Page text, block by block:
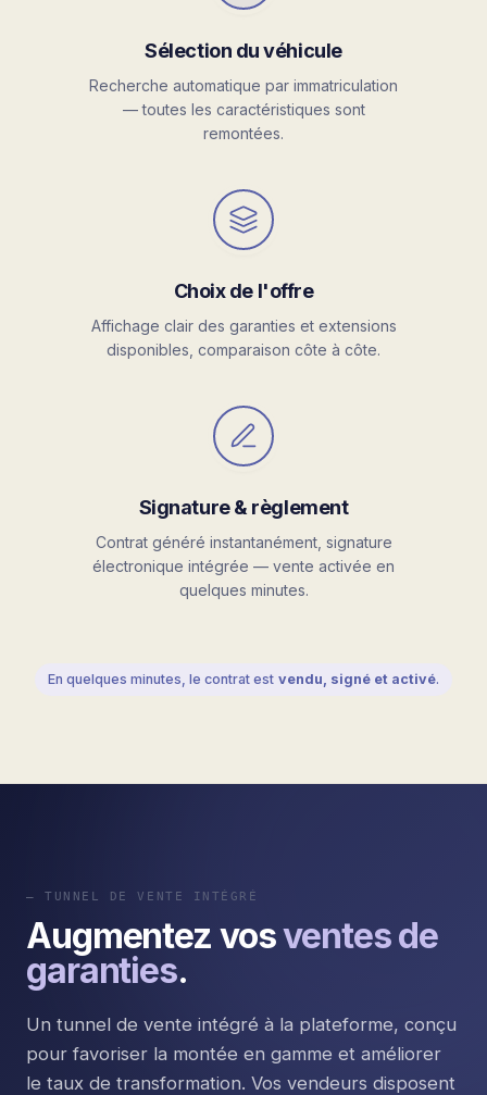
Sélection du véhicule
Recherche automatique par immatriculation
— toutes les caractéristiques sont
remontées.
Choix de l'offre
Affichage clair des garanties et extensions
disponibles, comparaison côte à côte.
Signature & règlement
Contrat généré instantanément, signature
électronique intégrée — vente activée en
quelques minutes.
En quelques minutes, le contrat est vendu, signé et activé.
— TUNNEL DE VENTE INTÉGRÉ
Augmentez vosventes de
garanties.
Un tunnel de vente intégré à la plateforme, conçu
pour favoriser la montée en gamme et améliorer
le taux de transformation. Vos vendeurs disposent